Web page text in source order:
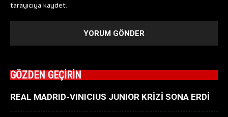
tarayıcıya kaydet.
GÖZDEN GEÇİRİN
REAL MADRID-VINICIUS JUNIOR KRİZİ SONA ERDİ